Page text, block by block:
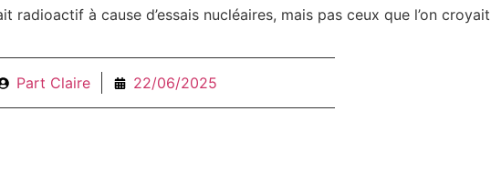
radioactif à cause d’essais nucléaires, mais pas ceux que l’on croyait
Part Claire 22/06/2025